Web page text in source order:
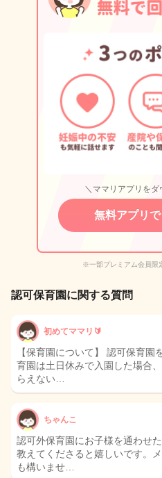
＼ママリアプリをダ
無料アプリ
※一部プレミアム会員限
認可保育園に関する質問
初めてママリ🔰
【保育園について】 認可保育園
育園は土日休みで入園した場合
らえない…
ちゃんこ
認可外保育園にお子様を通わせ
教えてくださると嬉しいです。
も構いませ…